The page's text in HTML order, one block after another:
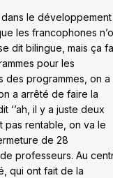
le développement
les francophones
dit bilingue, mais ça
pour les
des programmes, on a
a arrêté de faire la
‘’ah, il y a juste deux
pas rentable, on va le
de 28
professeurs. Au
qui ont fait de la